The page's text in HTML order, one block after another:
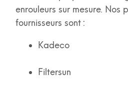
enrouleurs sur mesure. Nos
fournisseurs sont :
Kadeco
Filtersun